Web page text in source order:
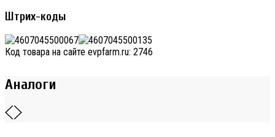
Штрих-коды
Код товара на сайте evpfarm.ru: 2746
Аналоги